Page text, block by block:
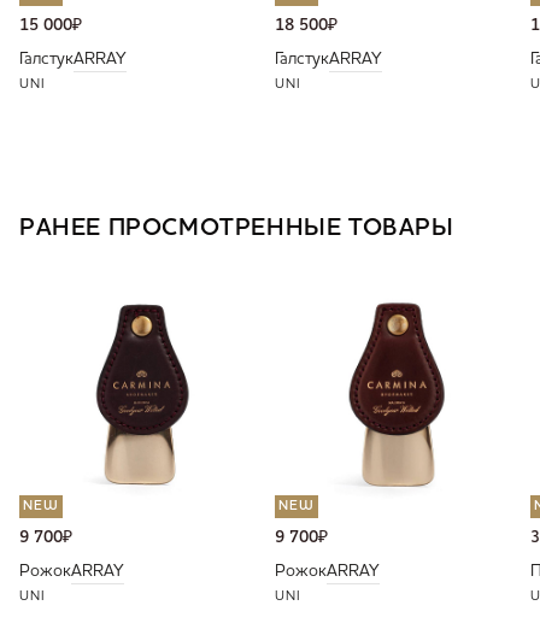
15 000₽
ГалстукARRAY
UNI
18 500₽
ГалстукARRAY
UNI
РАНЕЕ ПРОСМОТРЕННЫЕ ТОВАРЫ
NEW
9 700₽
РожокARRAY
UNI
NEW
9 700₽
РожокARRAY
UNI